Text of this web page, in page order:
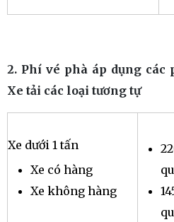
2. Phí vé phà áp dụng
Xe tải các loại tương tự
Xe dưới 1 tấn
Xe có hàng
Xe không hàng